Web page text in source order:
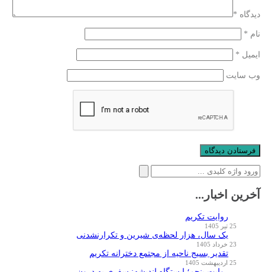
دیدگاه *
نام *
ایمیل *
وب‌ سایت
جستجو
برای:
آخرین اخبار...
روایت تکریم
25 تیر 1405
یک سال، هزار لحظه‌ی شیرین و تکرارنشدنی
23 خرداد 1405
تقدیر بسیج ناحیه از مجتمع دخترانه تکریم
25 اردیبهشت 1405